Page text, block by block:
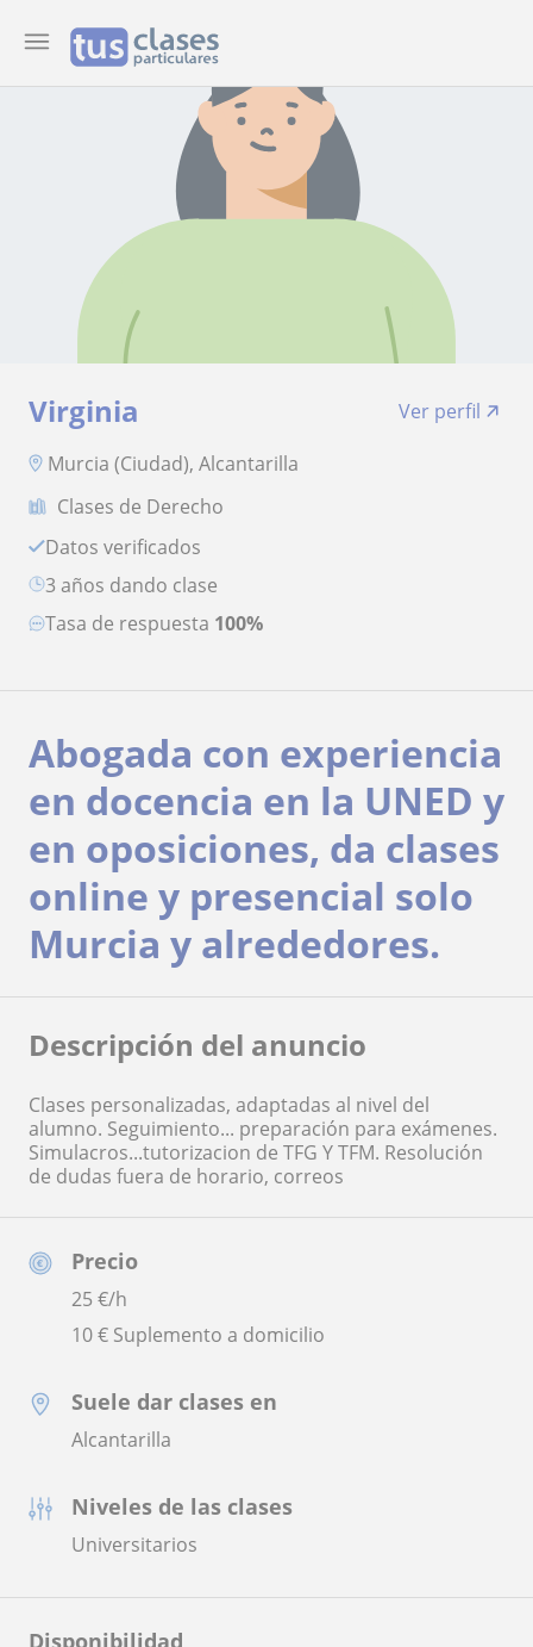
Virginia
Ver perfil
Murcia (Ciudad), Alcantarilla
Clases de Derecho
Datos verificados
3 años dando clase
Tasa de respuesta 100%
Precio
25€/h
10 € Suplemento a domicilio
Suele dar clases en
Alcantarilla
Niveles de las clases
Universitarios
Disponibilidad
Abogada con experiencia
en docencia en la UNED y
en oposiciones, da clases
online y presencial solo
Murcia y alrededores.
Descripción del anuncio
Clases personalizadas, adaptadas al nivel del
alumno. Seguimiento... preparación para exámenes.
Simulacros...tutorizacion de TFG Y TFM. Resolución
de dudas fuera de horario, correos